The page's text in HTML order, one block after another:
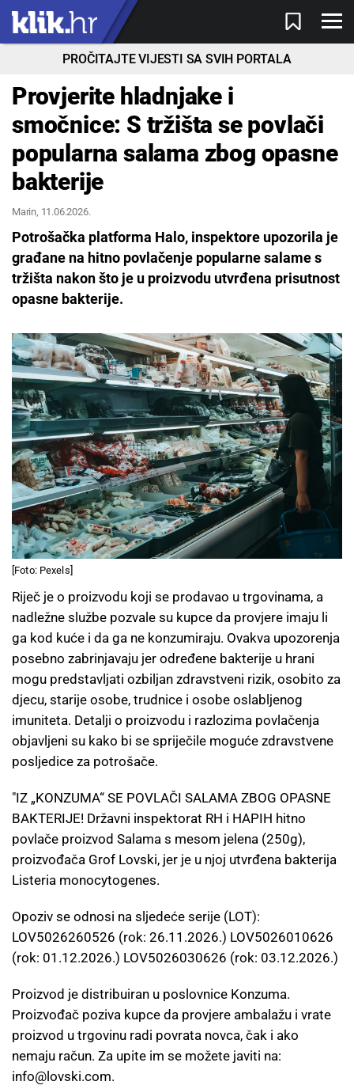
PROČITAJTE VIJESTI SA SVIH PORTALA
Provjerite hladnjake i
smočnice: S tržišta se povlači
popularna salama zbog opasne
bakterije
Marin, 11.06.2026.
Potrošačka platforma Halo, inspektore upozorila je
građane na hitno povlačenje popularne salame s
tržišta nakon što je u proizvodu utvrđena prisutnost
opasne bakterije.
[Foto: Pexels]
Riječ je o proizvodu koji se prodavao u trgovinama, a
nadležne službe pozvale su kupce da provjere imaju li
ga kod kuće i da ga ne konzumiraju. Ovakva upozorenja
posebno zabrinjavaju jer određene bakterije u hrani
mogu predstavljati ozbiljan zdravstveni rizik, osobito za
djecu, starije osobe, trudnice i osobe oslabljenog
imuniteta. Detalji o proizvodu i razlozima povlačenja
objavljeni su kako bi se spriječile moguće zdravstvene
posljedice za potrošače.
"IZ „KONZUMA“ SE POVLAČI SALAMA ZBOG OPASNE
BAKTERIJE! Državni inspektorat RH i HAPIH hitno
povlače proizvod Salama s mesom jelena (250g),
proizvođača Grof Lovski, jer je u njoj utvrđena bakterija
Listeria monocytogenes.
Opoziv se odnosi na sljedeće serije (LOT):
LOV5026260526 (rok: 26.11.2026.) LOV5026010626
(rok: 01.12.2026.) LOV5026030626 (rok: 03.12.2026.)
Proizvod je distribuiran u poslovnice Konzuma.
Proizvođač poziva kupce da provjere ambalažu i vrate
proizvod u trgovinu radi povrata novca, čak i ako
nemaju račun. Za upite im se možete javiti na:
info@lovski.com.